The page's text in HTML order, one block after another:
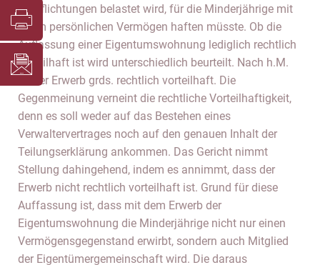
Verpflichtungen belastet wird, für die Minderjährige mit
ihrem persönlichen Vermögen haften müsste. Ob die
Auflassung einer Eigentumswohnung lediglich rechtlich
vorteilhaft ist wird unterschiedlich beurteilt. Nach h.M.
ist der Erwerb grds. rechtlich vorteilhaft. Die
Gegenmeinung verneint die rechtliche Vorteilhaftigkeit,
denn es soll weder auf das Bestehen eines
Verwaltervertrages noch auf den genauen Inhalt der
Teilungserklärung ankommen. Das Gericht nimmt
Stellung dahingehend, indem es annimmt, dass der
Erwerb nicht rechtlich vorteilhaft ist. Grund für diese
Auffassung ist, dass mit dem Erwerb der
Eigentumswohnung die Minderjährige nicht nur einen
Vermögensgegenstand erwirbt, sondern auch Mitglied
der Eigentümergemeinschaft wird. Die daraus